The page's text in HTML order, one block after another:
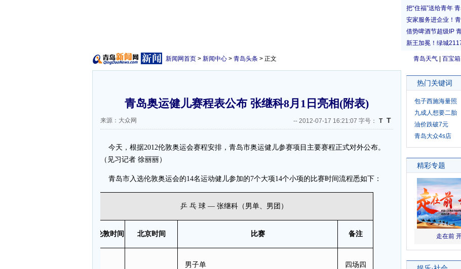
青岛天气 百宝箱
新闻网首页 > 新闻中心 > 青岛头条 > 正文
青岛奥运健儿赛程表公布 张继科8月1日亮相(附表)
来源：大众网 -- 2012-07-17 16:21:07 字号： T T
今天，根据2012伦敦奥运会赛程安排，青岛市奥运健儿参赛项目主要赛程正式对外公布。
（见习记者 徐丽丽）
青岛市入选伦敦奥运会的14名运动健儿参加的7个大项14个小项的比赛时间流程悉如下：
乒 乓 球 — 张继科（男单、男团）
伦敦时间 北京时间 比赛 备注
男子单
四场四
热门关键词
包子西施海量照
九成人想要二胎
油价跌破7元
青岛大众4s店